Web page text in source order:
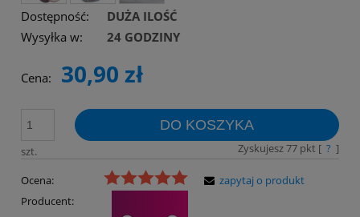
Dostępność:
DUŻA ILOŚĆ
Wysyłka w:
24 GODZINY
Cena: 30,90 zł
szt.
DO KOSZYKA
Zyskujesz77pkt [ ? ]
Ocena:
Producent:
zapytaj o produkt